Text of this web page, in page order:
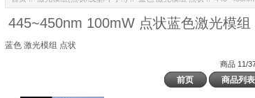
445~450nm 100mW 点状蓝色激光模组
蓝色 激光模组 点状
商品 11/
前页 商品列表